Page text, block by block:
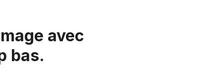
avec
bas.